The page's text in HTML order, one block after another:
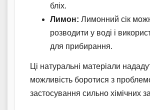
бліх.
Лимон: Лимонний сік
розводити у воді і
для прибирання.
Ці натуральні матеріали
можливість боротися з
застосування сильно хімічних